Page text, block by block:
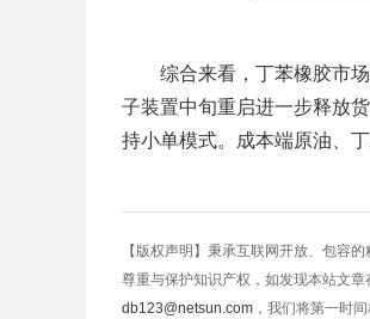
综合来看，丁苯橡胶市场
子装置中旬重启进一步释放
持小单模式。成本端原油、
【版权声明】秉承互联网开放、包容
尊重与保护知识产权，如发现本站文
db123@netsun.com ，我们将第一时间